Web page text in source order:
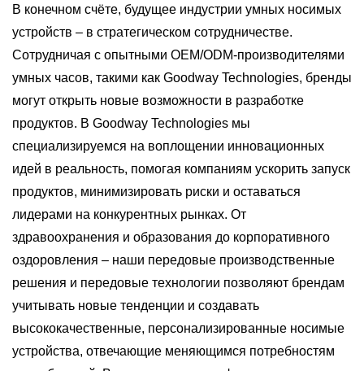
В конечном счёте, будущее индустрии умных носимых
устройств – в стратегическом сотрудничестве.
Сотрудничая с опытными OEM/ODM-производителями
умных часов, такими как Goodway Technologies, бренды
могут открыть новые возможности в разработке
продуктов. В Goodway Technologies мы
специализируемся на воплощении инновационных
идей в реальность, помогая компаниям ускорить запуск
продуктов, минимизировать риски и оставаться
лидерами на конкурентных рынках. От
здравоохранения и образования до корпоративного
оздоровления – наши передовые производственные
решения и передовые технологии позволяют брендам
учитывать новые тенденции и создавать
высококачественные, персонализированные носимые
устройства, отвечающие меняющимся потребностям